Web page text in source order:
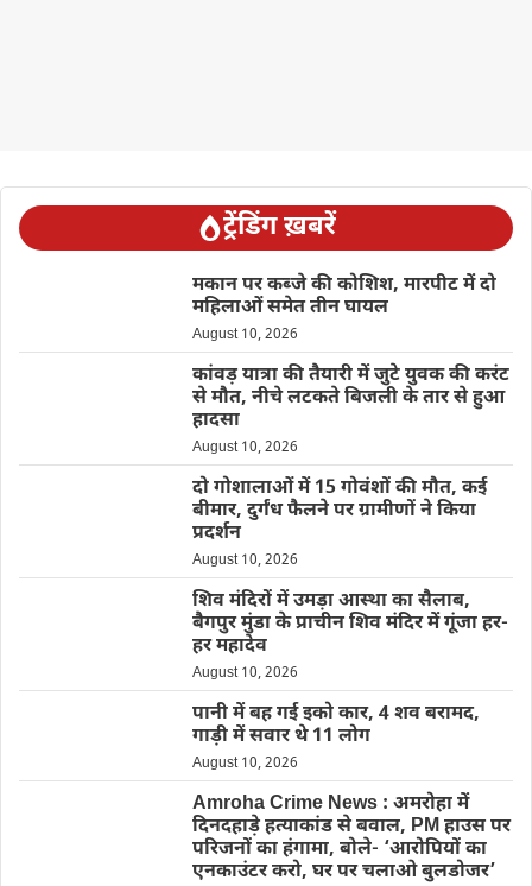
ट्रेंडिंग ख़बरें
मकान पर कब्जे की कोशिश, मारपीट में दो
महिलाओं समेत तीन घायल
August 10, 2026
कांवड़ यात्रा की तैयारी में जुटे युवक की करंट
से मौत, नीचे लटकते बिजली के तार से हुआ
हादसा
August 10, 2026
दो गोशालाओं में 15 गोवंशों की मौत, कई
बीमार, दुर्गंध फैलने पर ग्रामीणों ने किया
प्रदर्शन
August 10, 2026
शिव मंदिरों में उमड़ा आस्था का सैलाब,
बैगपुर मुंडा के प्राचीन शिव मंदिर में गूंजा हर-
हर महादेव
August 10, 2026
पानी में बह गई इको कार, 4 शव बरामद,
गाड़ी में सवार थे 11 लोग
August 10, 2026
Amroha Crime News : अमरोहा में
दिनदहाड़े हत्याकांड से बवाल, PM हाउस पर
परिजनों का हंगामा, बोले- ‘आरोपियों का
एनकाउंटर करो, घर पर चलाओ बुलडोजर’